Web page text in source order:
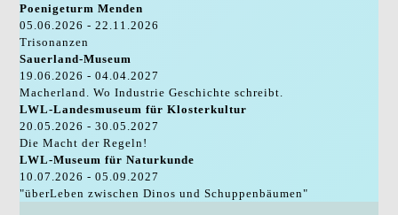
Poenigeturm Menden
05.06.2026 - 22.11.2026
Trisonanzen
Sauerland-Museum
19.06.2026 - 04.04.2027
Macherland. Wo Industrie Geschichte schreibt.
LWL-Landesmuseum für Klosterkultur
20.05.2026 - 30.05.2027
Die Macht der Regeln!
LWL-Museum für Naturkunde
10.07.2026 - 05.09.2027
"überLeben zwischen Dinos und Schuppenbäumen"